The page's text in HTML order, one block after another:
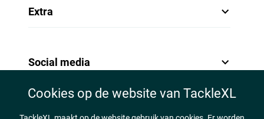
Extra
Social media
Cookies op de website van TackleXL